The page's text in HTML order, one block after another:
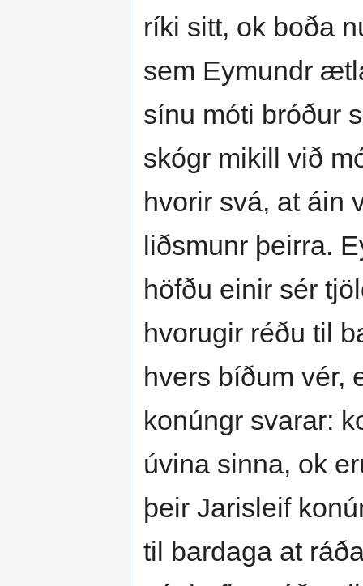
ríki sitt, ok boða
sem Eymundr
sínu móti bróður
skógr mikill við
hvorir svá, at áin
liðsmunr þeirra.
höfðu einir sér
hvorugir réðu til
hvers bíðum vér,
konúngr svarar:
úvina sinna, ok
þeir Jarisleif
til bardaga at